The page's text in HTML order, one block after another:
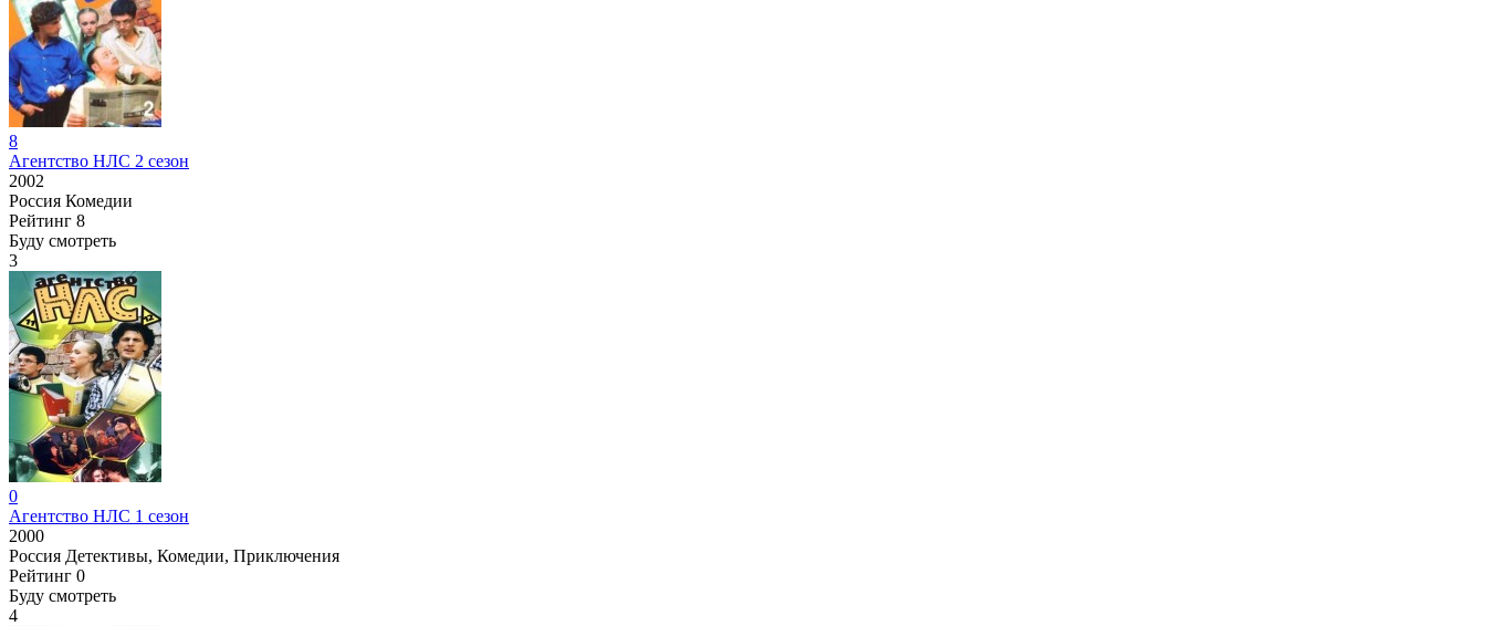
8
Агентство НЛС 2 сезон
2002
Россия Комедии
Рейтинг 8
Буду смотреть
3
0
Агентство НЛС 1 сезон
2000
Россия Детективы, Комедии, Приключения
Рейтинг 0
Буду смотреть
4